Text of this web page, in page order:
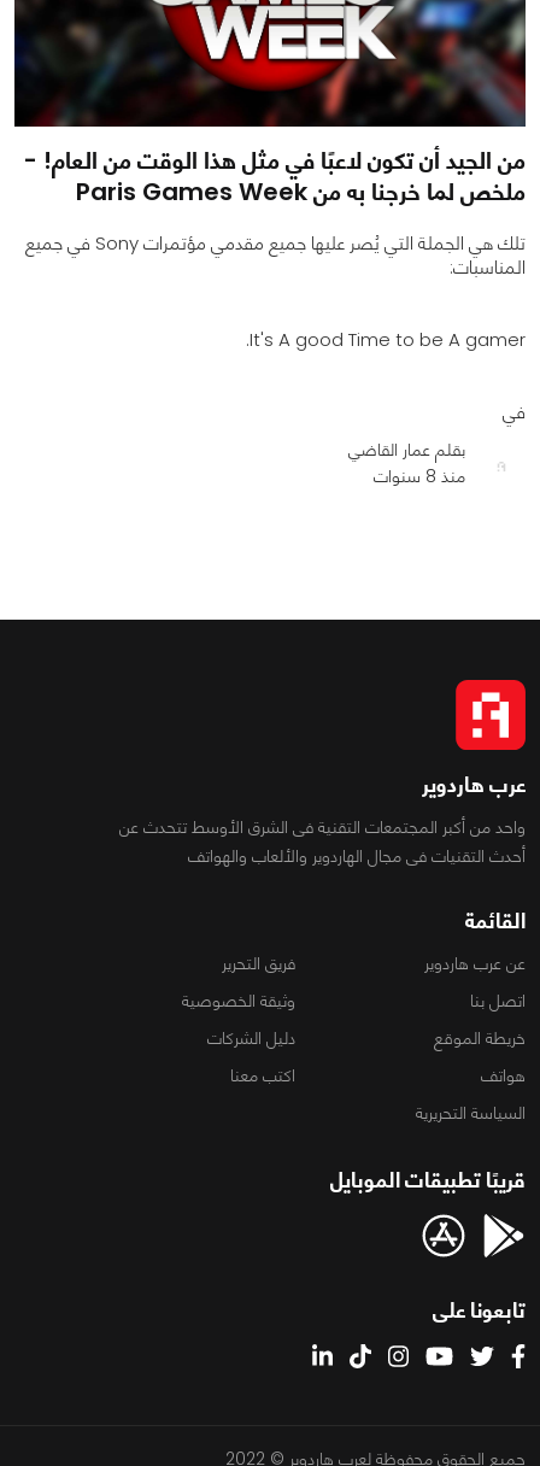
من الجيد أن تكون لاعبًا في مثل هذا الوقت من العام! -
ملخص لما خرجنا به من Paris Games Week
تلك هي الجملة التي يُصر عليها جميع مقدمي مؤتمرات Sony في جميع
المناسبات:
It's A good Time to be A gamer.
في
بقلم عمار القاضي
منذ 8 سنوات
عرب هاردوير
واحد من أكبر المجتمعات التقنية فى الشرق الأوسط تتحدث عن
أحدث التقنيات فى مجال الهاردوير والألعاب والهواتف
القائمة
عن عرب هاردوير
فريق التحرير
اتصل بنا
وثيقة الخصوصية
خريطة الموقع
دليل الشركات
هواتف
اكتب معنا
السياسة التحريرية
قريبًا تطبيقات الموبايل
تابعونا على
جميع الحقوق محفوظة لعرب هاردوير © 2022